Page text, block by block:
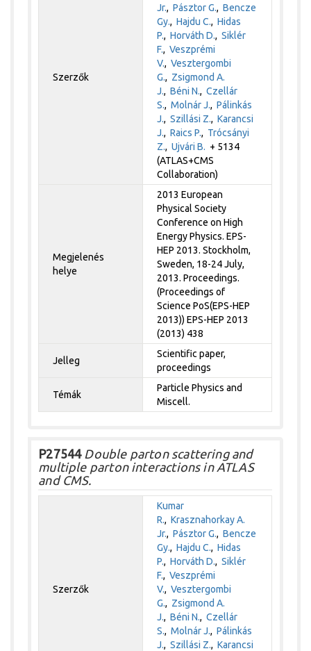
Szerzők
Jr.,Pásztor G.,Bencze
Gy.,Hajdu C.,Hidas
P.,Horváth D.,Siklér
F.,Veszprémi
V.,Vesztergombi
G., Zsigmond A.
J.,Béni N.,Czellár
S.,Molnár J.,Pálinkás
J.,Szillási Z.,Karancsi
J.,Raics P., Trócsányi
Z.,Ujvári B. + 5134
(ATLAS+CMS
Collaboration)
Megjelenés
helye
2013 European
Physical Society
Conference on High
Energy Physics. EPS-
HEP 2013. Stockholm,
Sweden, 18-24 July,
2013. Proceedings.
(Proceedings of
Science PoS(EPS-HEP
2013)) EPS-HEP 2013
(2013) 438
Jelleg
Scientific paper,
proceedings
Témák
Particle Physics and
Miscell.
P27544Double parton scattering and
multiple parton interactions in ATLAS
and CMS.
Szerzők
Kumar
R.,Krasznahorkay A.
Jr.,Pásztor G.,Bencze
Gy.,Hajdu C.,Hidas
P.,Horváth D.,Siklér
F.,Veszprémi
V.,Vesztergombi
G., Zsigmond A.
J.,Béni N.,Czellár
S.,Molnár J.,Pálinkás
J.,Szillási Z.,Karancsi